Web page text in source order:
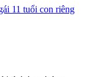
11 tuổi con riêng